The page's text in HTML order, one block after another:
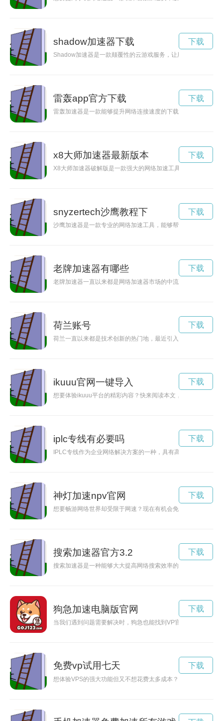
shadow加速器下载
Shadow加速器是一款颠覆性的云游戏服务，让用户可以在任
下载
雷轰app官方下载
雷轰加速器是一款能够提升网络连接速度的下载工具，通过优
下载
x8大师加速器最新版本
X8大师加速器破解版是一款强大的网络加速工具，能够让您的
下载
snyzertech沙鹰教程下
沙鹰加速器是一款专业的网络加速工具，能够帮助用户解决网
下载
老牌加速器有哪些
老牌加速器一直以来都是网络加速器市场的中流砥柱，其传统
下载
荷兰账号
荷兰一直以来都是技术创新的热门地，最近引入的荷兰服下加
下载
ikuuu官网一键导入
想要体验ikuuu平台的精彩内容？快来阅读本文，了解如何在
下载
iplc专线有必要吗
IPLC专线作为企业网络解决方案的一种，具有高效稳定的特点
下载
神灯加速npv官网
想要畅游网络世界却受限于网速？现在有机会免费体验一小时
下载
搜索加速器官方3.2
搜索加速器是一种能够大大提高网络搜索效率的工具，让用户
下载
狗急加速电脑版官网
当我们遇到问题需要解决时，狗急也能找到VP官网来帮助我们
下载
免费vp试用七天
想体验VPS的强大功能但又不想花费太多成本？现在有机会免
下载